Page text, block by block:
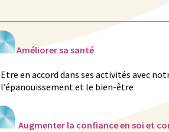
Améliorer sa santé
Etre en accord dans ses activités avec
l’épanouissement et le bien-être
Augmenter la confiance en soi et